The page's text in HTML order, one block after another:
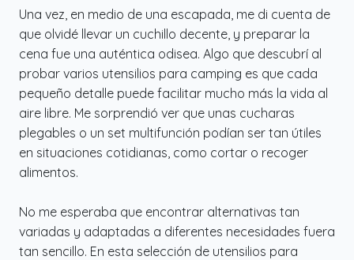
Una vez, en medio de una escapada, me di cuenta de
que olvidé llevar un cuchillo decente, y preparar la
cena fue una auténtica odisea. Algo que descubrí al
probar varios utensilios para camping es que cada
pequeño detalle puede facilitar mucho más la vida al
aire libre. Me sorprendió ver que unas cucharas
plegables o un set multifunción podían ser tan útiles
en situaciones cotidianas, como cortar o recoger
alimentos.
No me esperaba que encontrar alternativas tan
variadas y adaptadas a diferentes necesidades fuera
tan sencillo. En esta selección de utensilios para